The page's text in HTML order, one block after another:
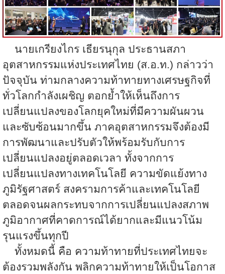
นายเกรียงไกร เธียรนุกุล ประธานสภา
อุตสาหกรรมแห่งประเทศไทย (ส.อ.ท.) กล่าวว่า
ปัจจุบัน ท่ามกลางความท้าทายทางเศรษฐกิจที่
ทั่วโลกกำลังเผชิญ ตอกย้ำให้เห็นถึงการ
เปลี่ยนแปลงของโลกยุคใหม่ที่มีความผันผวน
และซับซ้อนมากขึ้น ภาคอุตสาหกรรมจึงต้องมี
การพัฒนาและปรับตัวให้พร้อมรับกับการ
เปลี่ยนแปลงอยู่ตลอดเวลา ทั้งจากการ
เปลี่ยนแปลงทางเทคโนโลยี ความขัดแย้งทาง
ภูมิรัฐศาสตร์ สงครามการค้าและเทคโนโลยี
ตลอดจนผลกระทบจากการเปลี่ยนแปลงสภาพ
ภูมิอากาศที่คาดการณ์ได้ยากและมีแนวโน้ม
รุนแรงขึ้นทุกปี
ทั้งหมดนี้ คือ ความท้าทายที่ประเทศไทยจะ
ต้องรวมพลังกัน พลิกความท้าทายให้เป็นโอกาส